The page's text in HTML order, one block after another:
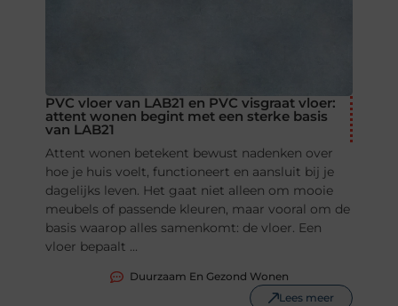
PVC vloer van LAB21 en PVC visgraat vloer:
attent wonen begint met een sterke basis
van LAB21
Attent wonen betekent bewust nadenken over
hoe je huis voelt, functioneert en aansluit bij je
dagelijks leven. Het gaat niet alleen om mooie
meubels of passende kleuren, maar vooral om de
basis waarop alles samenkomt: de vloer. Een
vloer bepaalt ...
Duurzaam En Gezond Wonen
Lees meer